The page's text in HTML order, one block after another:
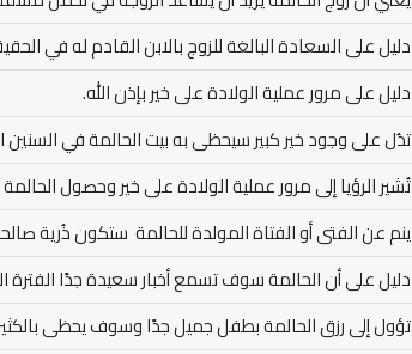
دليل على السعادة البالغة للزوج بالابن القادم له في
دليل على مرور عملية الولادة على خير بإذن الله.
تدُل على وجود خير كبير سيحظى به بيت الحالمة في السنين
تُشير الرؤيا إلى مرور عملية الولادة على خير وحصول
ينم عن الفتى أو الفتاة المولدة للحالمة ستكون ذُرية
دليل على أن الحالمة سوف تسمع أخبار سعيدة جدًا
تؤول إلى رزق الحالمة بطفل جميل جدًا وسوف يحظى